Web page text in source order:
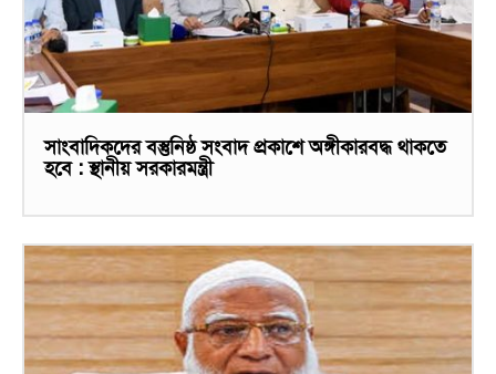
সাংবাদিকদের বস্তুনিষ্ঠ সংবাদ প্রকাশে অঙ্গীকারবদ্ধ থাকতে
হবে : স্থানীয় সরকারমন্ত্রী